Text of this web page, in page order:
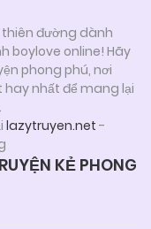
thiên đường dành
boylove online! Hãy
phong phú, nơi
nhất để mang lại
lazytruyen.net -
KẺ PHONG